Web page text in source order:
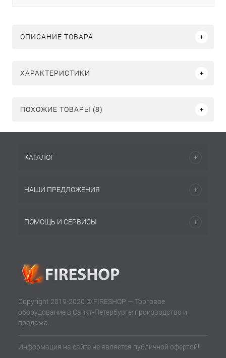
ОПИСАНИЕ ТОВАРА
ХАРАКТЕРИСТИКИ
ПОХОЖИЕ ТОВАРЫ (8)
КАТАЛОГ
НАШИ ПРЕДЛОЖЕНИЯ
ПОМОЩЬ И СЕРВИСЫ
Copyright 2019-2020 © FIRESHOP — Торговое
оборудование в Санкт-Петербурге: производство и
продажа.
Информация на сайте не является публичной офертой!